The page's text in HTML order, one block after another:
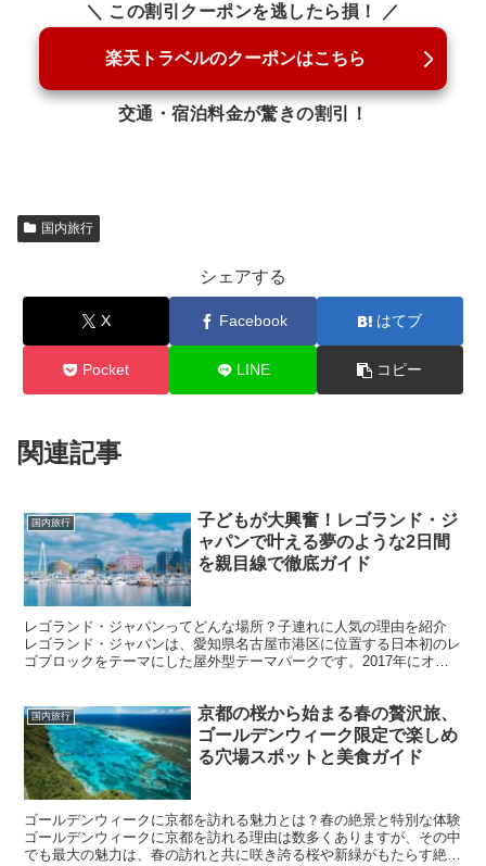
＼ この割引クーポンを逃したら損！ ／
楽天トラベルのクーポンはこちら
交通・宿泊料金が驚きの割引！
国内旅行
シェアする
X Facebook はてブ
Pocket LINE コピー
関連記事
国内旅行
子どもが大興奮！レゴランド・ジ
ャパンで叶える夢のような2日間
を親目線で徹底ガイド
レゴランド・ジャパンってどんな場所？子連れに人気の理由を紹介
レゴランド・ジャパンは、愛知県名古屋市港区に位置する日本初のレ
ゴブロックをテーマにした屋外型テーマパークです。2017年にオー
国内旅行
京都の桜から始まる春の贅沢旅、
ゴールデンウィーク限定で楽しめ
る穴場スポットと美食ガイド
ゴールデンウィークに京都を訪れる魅力とは？春の絶景と特別な体験
ゴールデンウィークに京都を訪れる理由は数多くありますが、その中
でも最大の魅力は、春の訪れと共に咲き誇る桜や新緑がもたらす絶景